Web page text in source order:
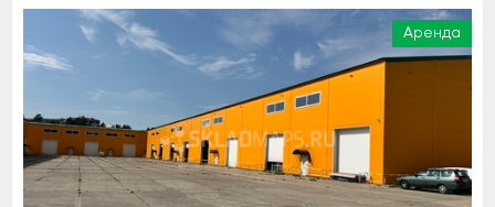
Аренда